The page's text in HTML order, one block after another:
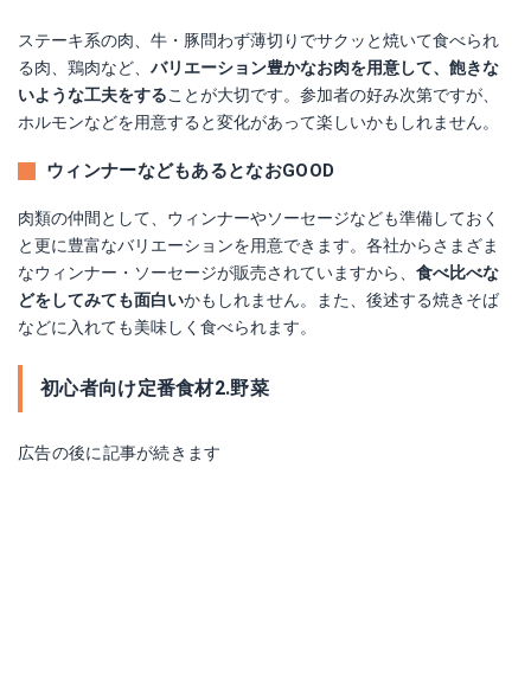
ステーキ系の肉、牛・豚問わず薄切りでサクッと焼いて食べられ
る肉、鶏肉など、 バリエーション豊かなお肉を用意して、飽きな
いような工夫をすることが大切です。参加者の好み次第ですが、
ホルモンなどを用意すると変化があって楽しいかもしれません。
ウィンナーなどもあるとなおGOOD
肉類の仲間として、ウィンナーやソーセージなども準備しておく
と更に豊富なバリエーションを用意できます。各社からさまざま
なウィンナー・ソーセージが販売されていますから、 食べ比べな
どをしてみても面白いかもしれません。また、後述する焼きそば
などに入れても美味しく食べられます。
初心者向け定番食材2.野菜
広告の後に記事が続きます